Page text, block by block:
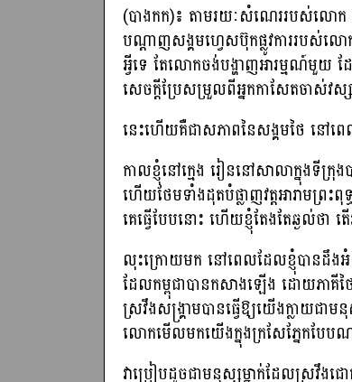
(បាងកក)៖ តាមរយៈសំណេររបស់លោក
បណ្តាញសង្គមហ្វេសប៊ុកផ្លូវការរបស់
អ្វីទេ តែលោកចង់បង្ហាញអារម្មណ៍មួយ ដ
សេចក្តីប្រែសម្រួលពីអ្នកកាសែតចាស់វស្ស
នេះហើយគឺជាសភាពនៃសង្គមថៃ នៅព
កាលខ្ញុំនៅក្មេង រៀននៅសាលាក្នុងទីក្រុ
ហើយថែមទាំងដុតបំផ្លាញវត្តអារាមព្រ
គេធ្វើបែបនោះ ហើយខ្ញុំតែងតែឆ្ងល់ថា ត
លុះក្រោយមក នៅពេលដែលខ្ញុំបានដឹងអំ
ដែលកម្ពុជាបានកសាងឡើង ដោយភាគី
ស្រវឹងសង្គ្រាមបានធ្វើឱ្យយើងក្លាយជ
លោកមើលមកយើងក្នុងក្រសែភ្នែកបែប
វាប្រៀបដូចជាមនុស្សម្នាក់ដែលស្រវឹ